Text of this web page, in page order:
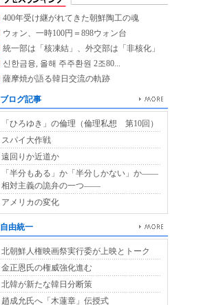
400年受け継がれてきた朝鮮陶工の魂
ウォン、一時100円＝898ウォン台
統一部は「核凍結」、外交部は「非核化」
신한금융, 올해 주주환원 2조80...
薩摩焼が語る韓日交流の軌跡
ブログ記事
「ひろゆき」の倫理（倫理私想 第10回）
スパイ大作戦
遠回りか近道か
「半分もある」か「半分しかない」か――
相対主義の詭弁の一つ――
アメリカの変化
自由統一
北朝鮮人権映画祭実行委が上映とトーク
金正恩氏の権威強化進む
北韓が新たな韓日分断策
趙成允氏へ「木蓮章」伝授式